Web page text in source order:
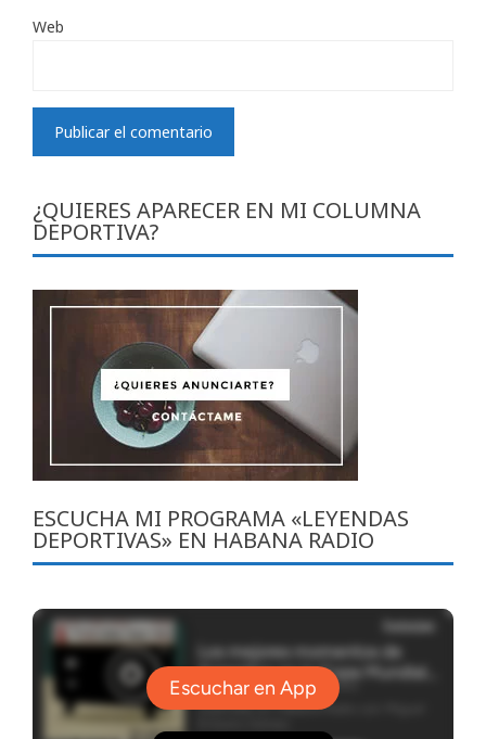
Web
¿QUIERES APARECER EN MI COLUMNA
DEPORTIVA?
ESCUCHA MI PROGRAMA «LEYENDAS
DEPORTIVAS» EN HABANA RADIO